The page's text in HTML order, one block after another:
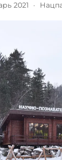
2021 ·